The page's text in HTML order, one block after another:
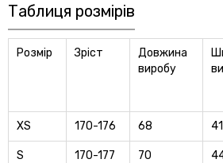
Таблиця розмірів
Розмір Зріст
Довжина
виробу
XS 170-176 68 41
S 170-177 70